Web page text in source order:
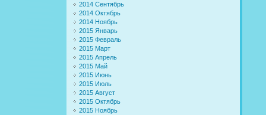
2014 Сентябрь
2014 Октябрь
2014 Ноябрь
2015 Январь
2015 Февраль
2015 Март
2015 Апрель
2015 Май
2015 Июнь
2015 Июль
2015 Август
2015 Октябрь
2015 Ноябрь